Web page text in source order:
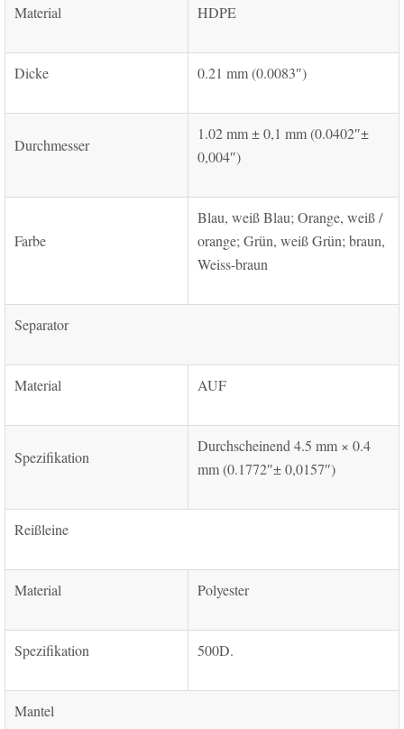
Material HDPE
Dicke 0.21 mm (0.0083″)
Durchmesser
1.02 mm ± 0,1 mm (0.0402″±
0,004″)
Farbe
Blau, weiß Blau; Orange, weiß /
orange; Grün, weiß Grün; braun,
Weiss-braun
Separator
Material AUF
Spezifikation
Durchscheinend 4.5 mm × 0.4
mm (0.1772″± 0,0157″)
Reißleine
Material Polyester
Spezifikation 500D.
Mantel